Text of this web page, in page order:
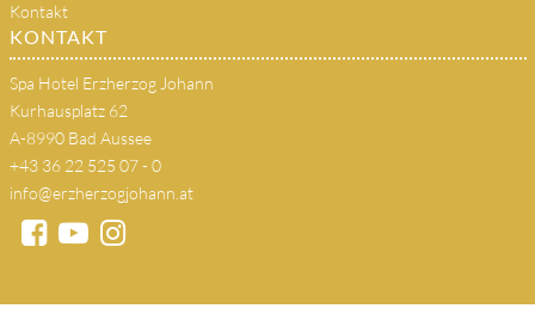
Kontakt
KONTAKT
Spa Hotel Erzherzog Johann
Kurhausplatz 62
A-8990 Bad Aussee
+43 36 22 525 07 - 0
info@erzherzogjohann.at